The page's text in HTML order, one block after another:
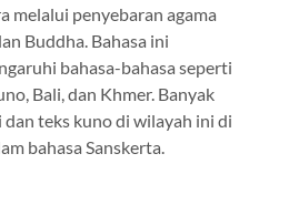
melalui penyebaran agama
Buddha. Bahasa ini
bahasa-bahasa seperti
Bali, dan Khmer. Banyak
dan teks kuno di wilayah ini di
bahasa Sanskerta.